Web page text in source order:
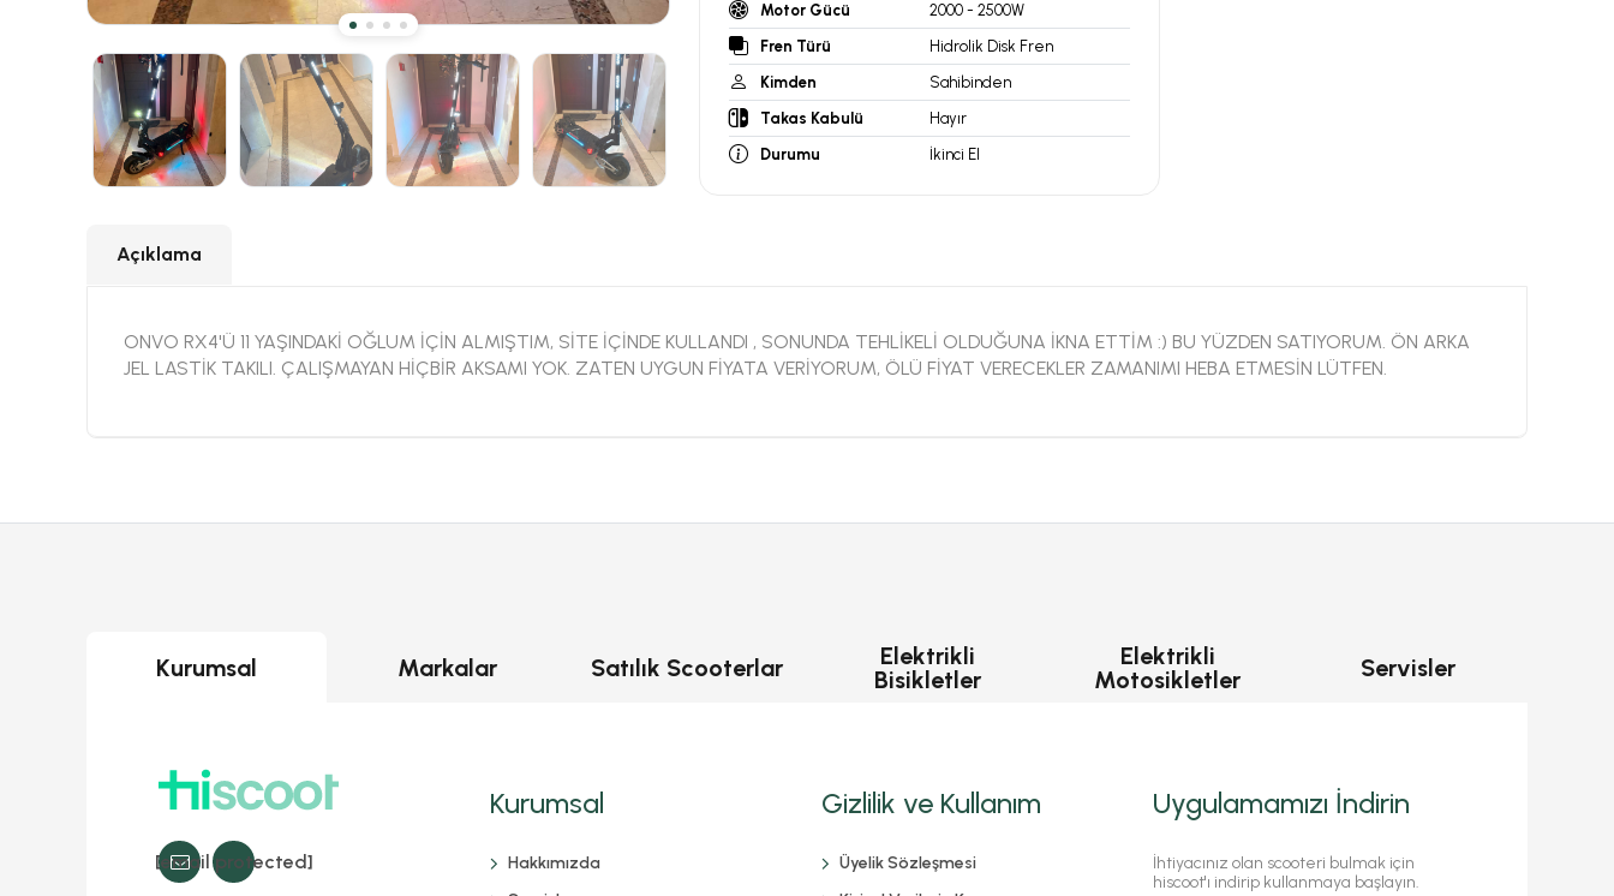
Motor Gücü
2000 - 2500W
Fren Türü
Hidrolik Disk Fren
Kimden
Sahibinden
Takas Kabulü
Hayır
Durumu
İkinci El
Açıklama
ONVO RX4'Ü 11 YAŞINDAKİ OĞLUM İÇİN ALMIŞTIM, SİTE İÇİNDE KULLANDI , SONUNDA TEHLİKELİ OLDUĞUNA İKNA ETTİM :) BU YÜZDEN SATIYORUM. ÖN ARKA
JEL LASTİK TAKILI. ÇALIŞMAYAN HİÇBİR AKSAMI YOK. ZATEN UYGUN FİYATA VERİYORUM, ÖLÜ FİYAT VERECEKLER ZAMANIMI HEBA ETMESİN LÜTFEN.
Kurumsal Markalar Satılık Scooterlar
Elektrikli
Bisikletler
Elektrikli
Motosikletler
Servisler
[email protected]
Kurumsal
Hakkımızda
Gizlilik ve Kullanım
Üyelik Sözleşmesi
Uygulamamızı İndirin
İhtiyacınız olan scooteri bulmak için
hiscoot'ı indirip kullanmaya başlayın.